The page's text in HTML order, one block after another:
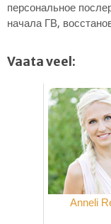
персональное
начала ГВ,
Vaata veel:
Anneli